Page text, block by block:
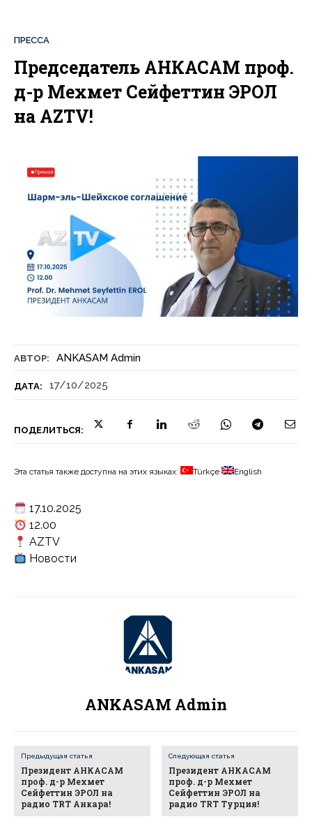
АВТОР: ANKASAM Admin
ДАТА: 17/10/2025
ПОДЕЛИТЬСЯ:
ПРЕССА
Председатель АНКАСАМ проф.
д-р Мехмет Сейфеттин ЭРОЛ
на AZTV!
Эта статья также доступна на этих языках: Türkçe English
17.10.2025
12.00
AZTV
Новости
ANKASAM Admin
Предыдущая статья
Президент АНКАСАМ
проф. д-р Мехмет
Сейфеттин ЭРОЛ на
радио TRT Анкара!
Следующая статья
Президент АНКАСАМ
проф. д-р Мехмет
Сейфеттин ЭРОЛ на
радио TRT Турция!